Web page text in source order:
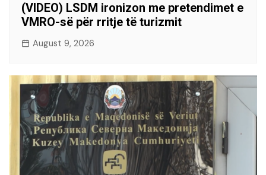
(VIDEO) LSDM ironizon me pretendimet e
VMRO-së për rritje të turizmit
August 9, 2026